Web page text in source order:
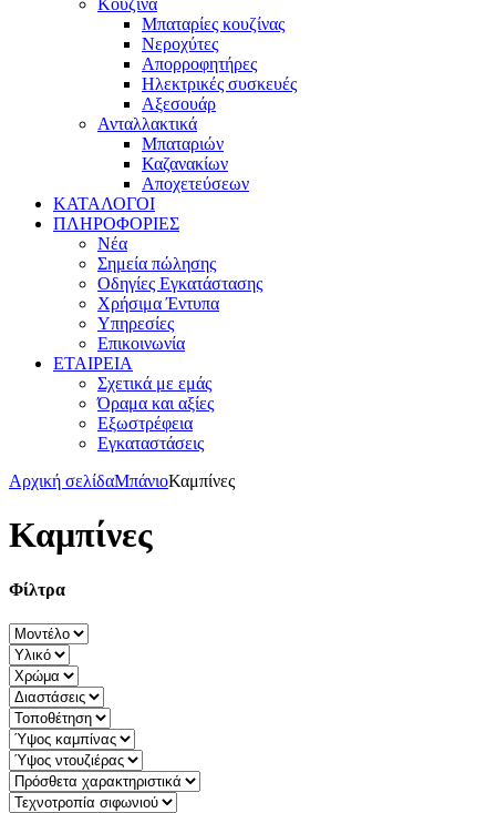
Κουζίνα
Μπαταρίες κουζίνας
Νεροχύτες
Απορροφητήρες
Ηλεκτρικές συσκευές
Αξεσουάρ
Ανταλλακτικά
Μπαταριών
Καζανακίων
Αποχετεύσεων
ΚΑΤΑΛΟΓΟΙ
ΠΛΗΡΟΦΟΡΙΕΣ
Νέα
Σημεία πώλησης
Οδηγίες Εγκατάστασης
Χρήσιμα Έντυπα
Υπηρεσίες
Επικοινωνία
ΕΤΑΙΡΕΙΑ
Σχετικά με εμάς
Όραμα και αξίες
Εξωστρέφεια
Εγκαταστάσεις
Αρχική σελίδαΜπάνιοΚαμπίνες
Καμπίνες
Φίλτρα